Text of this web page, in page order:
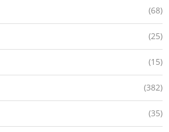
(68)
(25)
(15)
(382)
(35)